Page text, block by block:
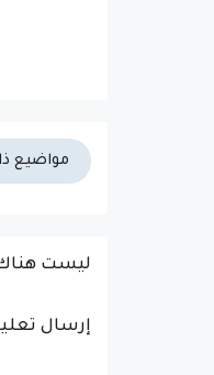
مواضيع
ليست
إرسال